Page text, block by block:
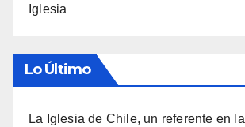
Iglesia
Lo Último
La Iglesia de Chile, un referente en la